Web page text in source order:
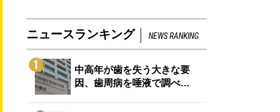
ニュースランキング NEWS RANKING
1
中高年が歯を失う大きな要
因、歯周病を唾液で調べ…